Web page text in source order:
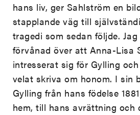
hans liv, ger Sahlström en
stapplande väg till
tragedi som sedan följde.
förvånad över att Anna-Lisa
intresserat sig för Gylling
velat skriva om honom. I sin
Gylling från hans födelse
hem, till hans avrättning och